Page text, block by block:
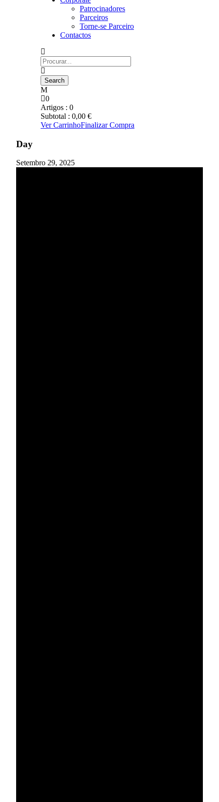
Patrocinadores
Parceiros
Torne-se Parceiro
Contactos
0
Artigos : 0
Subtotal : 0,00 €
Ver CarrinhoFinalizar Compra
Day
Setembro 29, 2025